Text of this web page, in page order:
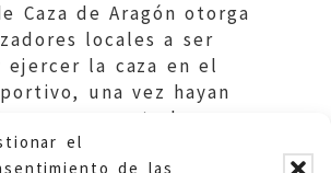
el
de las
Caza de Aragón otorga
locales a ser
ejercer la caza en el
una vez hayan
expresamente los
de la sociedad.